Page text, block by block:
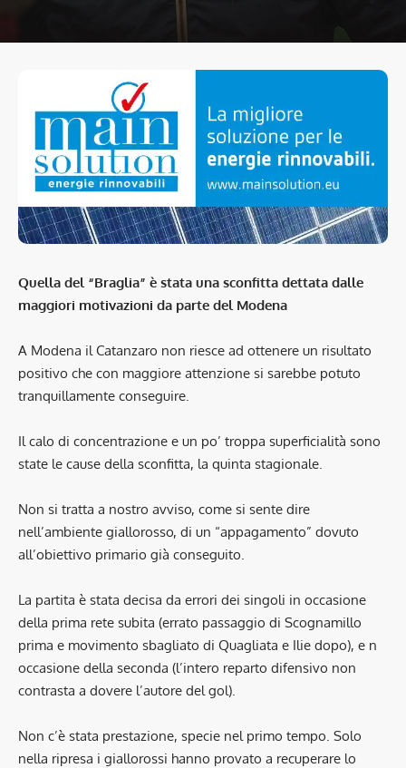
Quella del “Braglia” è stata una sconfitta dettata dalle
maggiori motivazioni da parte del Modena
A Modena il Catanzaro non riesce ad ottenere un risultato
positivo che con maggiore attenzione si sarebbe potuto
tranquillamente conseguire.
Il calo di concentrazione e un po’ troppa superficialità sono
state le cause della sconfitta, la quinta stagionale.
Non si tratta a nostro avviso, come si sente dire
nell’ambiente giallorosso, di un “appagamento” dovuto
all’obiettivo primario già conseguito.
La partita è stata decisa da errori dei singoli in occasione
della prima rete subita (errato passaggio di Scognamillo
prima e movimento sbagliato di Quagliata e Ilie dopo), e n
occasione della seconda (l’intero reparto difensivo non
contrasta a dovere l’autore del gol).
Non c’è stata prestazione, specie nel primo tempo. Solo
nella ripresa i giallorossi hanno provato a recuperare lo